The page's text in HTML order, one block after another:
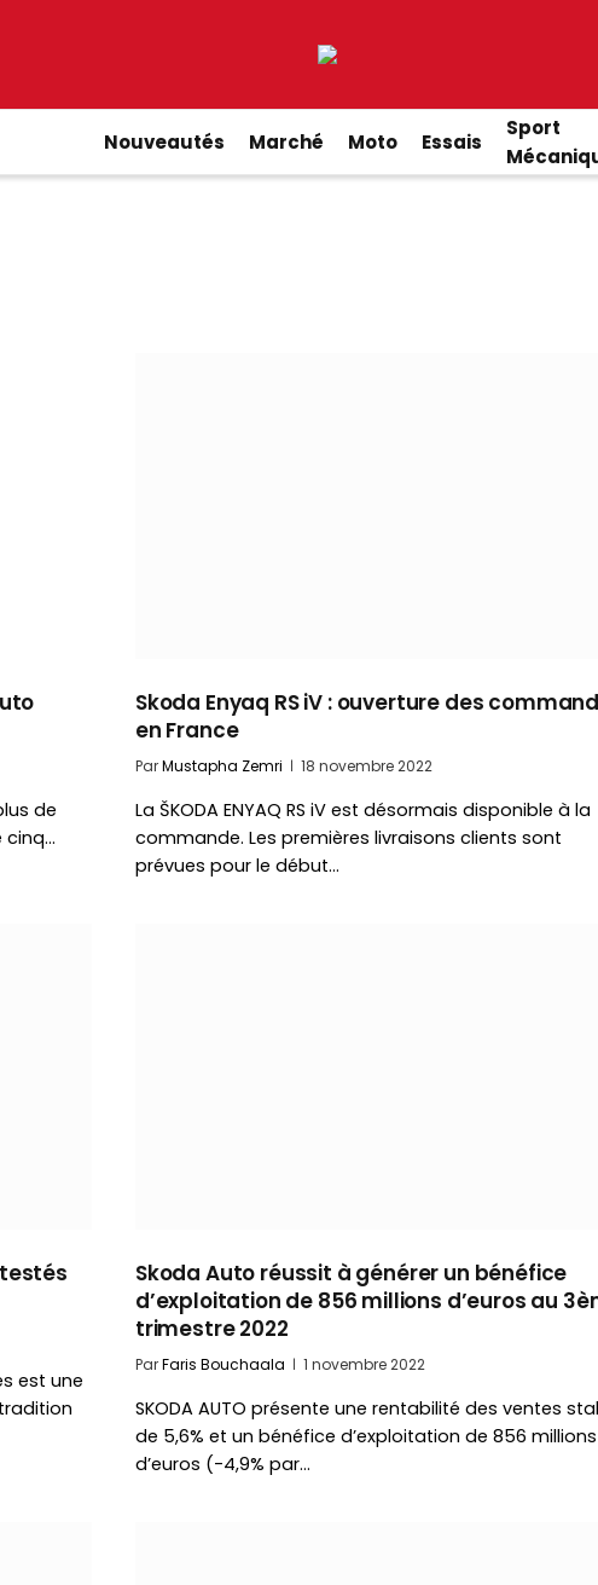
Nouveautés Marché Moto Essais
Sport
de
cinq…
Skoda Enyaq RS iV : ouverture des
en France
ParMustapha Zemri 18 novembre 2022
La ŠKODA ENYAQ RS iV est désormais disponible à la
commande. Les premières livraisons clients sont
prévues pour le début…
est une
Skoda Auto réussit à générer un bénéfice
d’exploitation de 856 millions d’euros au
trimestre 2022
ParFaris Bouchaala 1 novembre 2022
SKODA AUTO présente une rentabilité des ventes
de 5,6% et un bénéfice d’exploitation de 856 millions
d’euros (-4,9% par…